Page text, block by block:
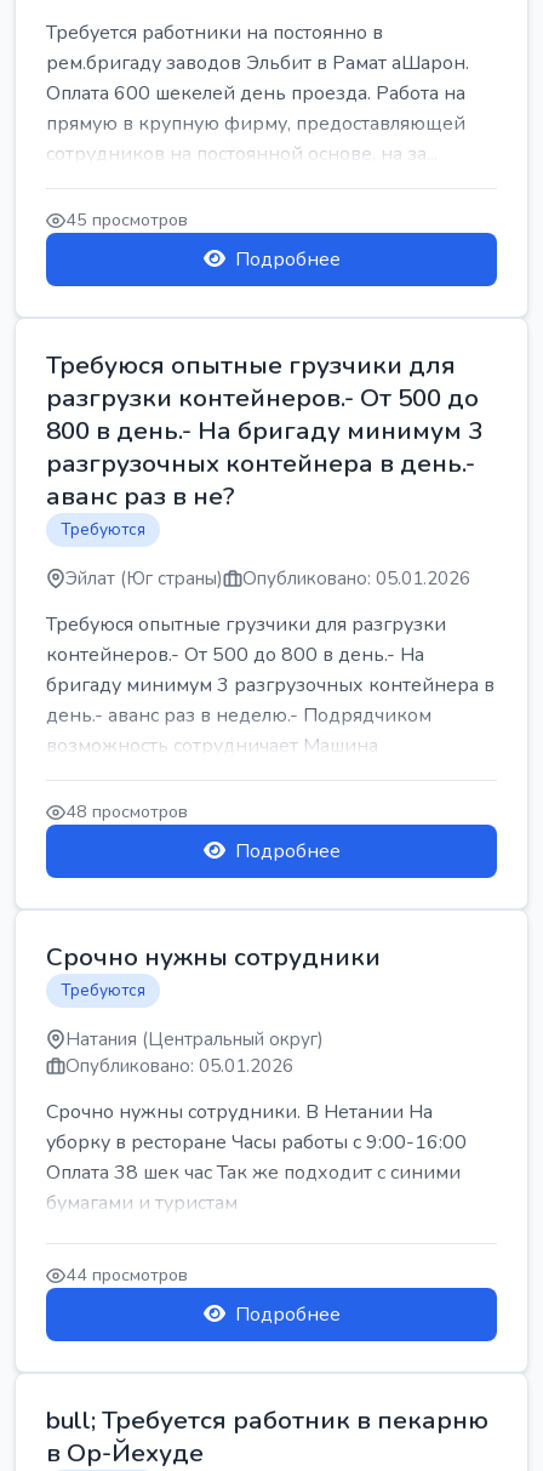
Требуется работники на постоянно в
рем.бригаду заводов Эльбит в Рамат аШарон.
Оплата 600 шекелей день проезда. Работа на
прямую в крупную фирму, предоставляющей
сотрудников на постоянной основе, на за...
45 просмотров
Подробнее
Требуюся опытные грузчики для
разгрузки контейнеров.- От 500 до
800 в день.- На бригаду минимум 3
разгрузочных контейнера в день.-
аванс раз в не?
Требуются
Эйлат (Юг страны) Опубликовано: 05.01.2026
Требуюся опытные грузчики для разгрузки
контейнеров.- От 500 до 800 в день.- На
бригаду минимум 3 разгрузочных контейнера в
день.- аванс раз в неделю.- Подрядчиком
возможность сотрудничает Машина
48 просмотров
Подробнее
Срочно нужны сотрудники
Требуются
Натания (Центральный округ)
Опубликовано: 05.01.2026
Срочно нужны сотрудники. В Нетании На
уборку в ресторане Часы работы с 9:00-16:00
Оплата 38 шек час Так же подходит с синими
бумагами и туристам
44 просмотров
Подробнее
bull; Требуется работник в пекарню
в Ор-Йехуде